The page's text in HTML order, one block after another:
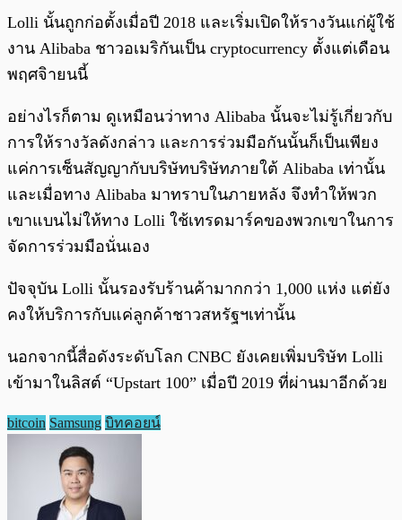
Lolli นั้นถูกก่อตั้งเมื่อปี 2018 และเริ่มเปิดให้รางวันแก่ผู้ใช้
งาน Alibaba ชาวอเมริกันเป็น cryptocurrency ตั้งแต่เดือน
พฤศจิายนนี้
อย่างไรก็ตาม ดูเหมือนว่าทาง Alibaba นั้นจะไม่รู้เกี่ยวกับ
การให้รางวัลดังกล่าว และการร่วมมือกันนั้นก็เป็นเพียง
แค่การเซ็นสัญญากับบริษัทบริษัทภายใต้ Alibaba เท่านั้น
และเมื่อทาง Alibaba มาทราบในภายหลัง จึงทำให้พวก
เขาแบนไม่ให้ทาง Lolli ใช้เทรดมาร์คของพวกเขาในการ
จัดการร่วมมือนั่นเอง
ปัจจุบัน Lolli นั้นรองรับร้านค้ามากกว่า 1,000 แห่ง แต่ยัง
คงให้บริการกับแค่ลูกค้าชาวสหรัฐฯเท่านั้น
นอกจากนี้สื่อดังระดับโลก CNBC ยังเคยเพิ่มบริษัท Lolli
เข้ามาในลิสต์ “Upstart 100” เมื่อปี 2019 ที่ผ่านมาอีกด้วย
bitcoin Samsung บิทคอยน์